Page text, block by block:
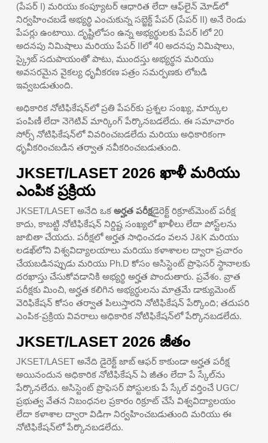
(పేపర్ I) మరియు కంప్యూటర్ ఆధారిత లేదా ఆఫ్‌లైన్ మోడ్‌లో
నిర్వహించబడే అభ్యర్థి ఎంచుకున్న సబ్జెక్ట్ పేపర్ (పేపర్ II) అనే రెండు
పేపర్లు ఉంటాయి. దృష్టిలోపం ఉన్న అభ్యర్థులకు పేపర్ Iలో 20
అదనపు నిమిషాలు మరియు పేపర్ IIలో 40 అదనపు నిమిషాలు,
స్క్రైబ్ సదుపాయంతో పాటు, ముందస్తు అభ్యర్థన మరియు
అవసరమైన వైకల్య ధృవీకరణ పత్రం సమర్పణకు లోబడి
ఇవ్వబడుతుంది.
అధికారిక నోటిఫికేషన్‌లో ప్రతి పేపర్‌కు ప్రశ్నల సంఖ్య, మార్కుల
పంపిణీ లేదా నెగెటివ్ మార్కింగ్ పేర్కొనబడలేదు. ఈ సమాచారం
సోర్స్ నోటిఫికేషన్‌లో వివరించబడలేదు మరియు అధికారికంగా
ధృవీకరించబడిన తర్వాత నవీకరించబడుతుంది.
JKSET/LASET 2026 ఖాళీ మరియు
ఎంపిక ప్రక్రియ
JKSET/LASET అనేది ఒకఅర్హత పరీక్షడైరెక్ట్ రిక్రూట్‌మెంట్ పరీక్ష
కాదు, కాబట్టి నోటిఫికేషన్ నిర్దిష్ట సంఖ్యలో ఖాళీలు లేదా పోస్ట్‌లను
జాబితా చేయదు. పరీక్షలో అర్హత సాధించడం వలన J&K మరియు
లడఖ్‌లోని విశ్వవిద్యాలయాలు మరియు కళాశాలల ద్వారా ప్రచారం
చేయబడినప్పుడు మరియు Ph.D కోసం అసిస్టెంట్ ప్రొఫెసర్ స్థానాలకు
దరఖాస్తు చేసుకోవడానికి అభ్యర్థి అర్హత పొందుతారు. ప్రవేశం. వ్రాత
పరీక్షకు మించి, అర్హత కలిగిన అభ్యర్థులను మాత్రమే డాక్యుమెంట్
వెరిఫికేషన్ కోసం తర్వాత పిలుస్తారని నోటిఫికేషన్ పేర్కొంది; తదుపరి
ఎంపిక-ప్రక్రియ వివరాలు అధికారిక నోటిఫికేషన్‌లో పేర్కొనబడలేదు.
JKSET/LASET 2026 జీతం
JKSET/LASET అనేది డైరెక్ట్ జాబ్ ఆఫర్ కాకుండా అర్హత పరీక్ష
అయినందున అధికారిక నోటిఫికేషన్ ఏ జీతం లేదా పే స్కేల్‌ను
పేర్కొనలేదు. అసిస్టెంట్ ప్రొఫెసర్ పోస్టులకు పే స్కేల్ వర్తించే UGC/
ప్రభుత్వ వేతన నిబంధనల ప్రకారం రిక్రూట్ చేసే విశ్వవిద్యాలయం
లేదా కళాశాల ద్వారా విడిగా నిర్వహించబడుతుంది మరియు ఈ
నోటిఫికేషన్‌లో పేర్కొనబడలేదు.